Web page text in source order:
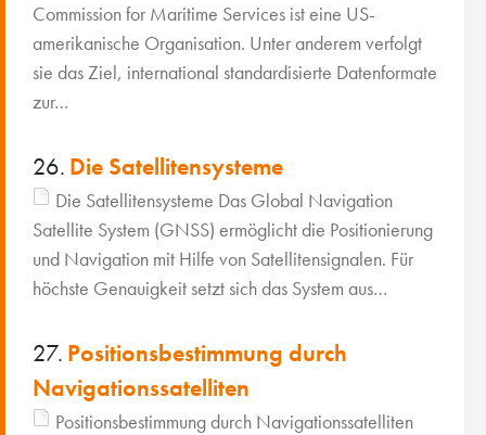
Commission for Maritime Services ist eine US-
amerikanische Organisation. Unter anderem verfolgt
sie das Ziel, international standardisierte Datenformate
zur…
26. Die Satellitensysteme
Die Satellitensysteme Das Global Navigation
Satellite System (GNSS) ermöglicht die Positionierung
und Navigation mit Hilfe von Satellitensignalen. Für
höchste Genauigkeit setzt sich das System aus…
27. Positionsbestimmung durch
Navigationssatelliten
Positionsbestimmung durch Navigationssatelliten